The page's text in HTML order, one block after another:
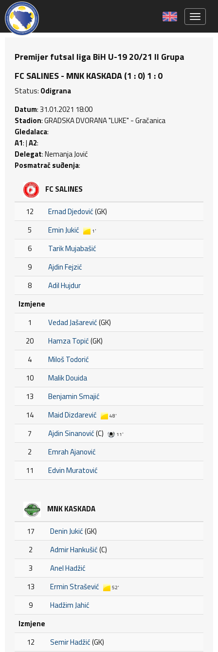
Premijer futsal liga BiH U-19 20/21 II Grupa
FC SALINES - MNK KASKADA (1 : 0) 1 : 0
Status: Odigrana
Datum: 31.01.2021 18:00
Stadion: GRADSKA DVORANA "LUKE" - Gračanica
Gledalaca:
A1: |A2:
Delegat: Nemanja Jović
Posmatrač suđenja:
FC SALINES
12 Ernad Djedović(GK)
5
Emin Jukić 1'
6
Tarik Mujabašić
9
Ajdin Fejzić
8
Adil Hujdur
Izmjene
1
Vedad Jašarević(GK)
20
Hamza Topić(GK)
4
Miloš Todorić
10
Malik Douida
13
Benjamin Smajić
14
Maid Dizdarević 48'
7 Ajdin Sinanović(C) 11'
2
Emrah Ajanović
11
Edvin Muratović
MNK KASKADA
17 Denin Jukić(GK)
2
Admir Hankušić(C)
3
Anel Hadžić
13
Ermin Strašević 52'
9
Hadžim Jahić
Izmjene
12
Semir Hadžić(GK)